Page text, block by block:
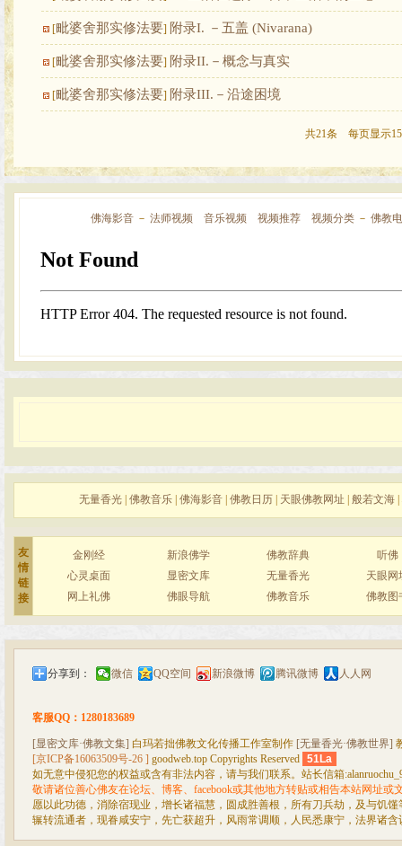
[毗婆舍那实修法要] 附录I. －五盖 (Nivarana)
[毗婆舍那实修法要] 附录II.－概念与真实
[毗婆舍那实修法要] 附录III.－沿途困境
共21条 每页显示
佛海影音 － 法师视频 音乐视频 视频推荐 视频分类 － 佛教
无量香光 佛教音乐 佛海影音 佛教日历 天眼佛教网址 般若文海
友
情
链
接
金刚经 新浪佛学 佛教辞典
听佛
心灵桌面
显密文库 无量香光
天眼网
网上礼佛
佛眼导航 佛教音乐 佛教图
分享到： 微信 QQ空间 新浪微博 腾讯微博 人人网
客服QQ：1280183689
[显密文库·佛教文集] 白玛若拙佛教文化传播工作室制作 [无量香光·佛教世界]
[京ICP备16063509号-26 ] goodweb.top Copyrights Reserved 51La
如无意中侵犯您的权益或含有非法内容，请与我们联系。站长信箱
敬请诸位善心佛友在论坛、博客、facebook或其他地方转贴或相告本站网址或
愿以此功德，消除宿现业，增长诸福慧，圆成胜善根，所有刀兵劫，及与饥
辗转流通者，现眷咸安宁，先亡获超升，风雨常调顺，人民悉康宁，法界诸含